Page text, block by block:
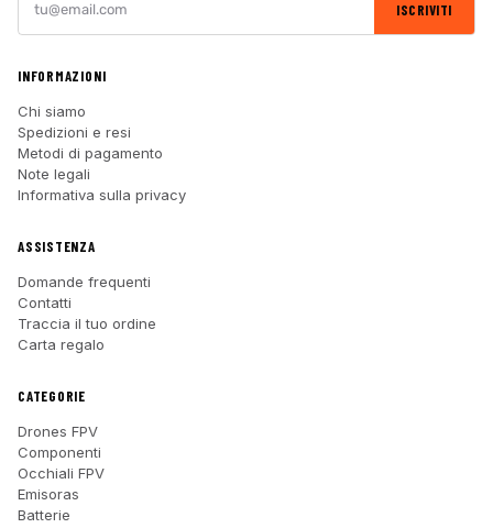
ISCRIVITI
INFORMAZIONI
Chi siamo
Spedizioni e resi
Metodi di pagamento
Note legali
Informativa sulla privacy
ASSISTENZA
Domande frequenti
Contatti
Traccia il tuo ordine
Carta regalo
CATEGORIE
Drones FPV
Componenti
Occhiali FPV
Emisoras
Batterie